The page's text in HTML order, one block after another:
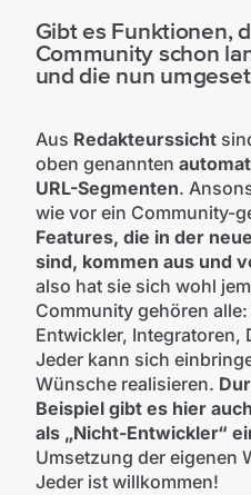
Gibt es Funktionen,
Community schon
und die nun
Aus Redakteurssicht
oben genannten
URL-Segmenten.
wie vor ein Community-
Features, die in der
sind, kommen aus und
also hat sie sich wohl
Community gehören
Entwickler, Integratoren,
Jeder kann sich
Wünsche realisieren.
Beispiel gibt es hier
als „Nicht-Entwickler“
Umsetzung der eigenen
Jeder ist willkommen!